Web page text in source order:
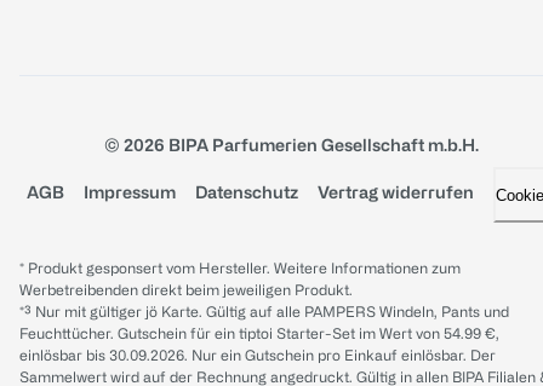
© 2026 BIPA Parfumerien Gesellschaft m.b.H.
AGB Impressum Datenschutz Vertrag widerrufen
* Produkt gesponsert vom Hersteller. Weitere Informationen zum
Werbetreibenden direkt beim jeweiligen Produkt.
*³ Nur mit gültiger jö Karte. Gültig auf alle PAMPERS Windeln, Pants und
Feuchttücher. Gutschein für ein tiptoi Starter-Set im Wert von 54.99 €,
einlösbar bis 30.09.2026. Nur ein Gutschein pro Einkauf einlösbar. Der
Sammelwert wird auf der Rechnung angedruckt. Gültig in allen BIPA Filialen